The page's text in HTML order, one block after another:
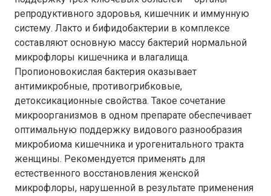
репродуктивного здоровья, кишечник и иммунную
систему. Лакто и бифидобактерии в комплексе
составляют основную массу бактерий нормальной
микрофлоры кишечника и влагалища.
Пропионовокислая бактерия оказывает
антимикробные, противогрибковые,
детоксикационные свойства. Такое сочетание
микроорганизмов в одном препарате обеспечивает
оптимальную поддержку видового разнообразия
микробиома кишечника и урогенитального тракта
женщины. Рекомендуется применять для
естественного восстановления женской
микрофлоры, нарушенной в результате применения